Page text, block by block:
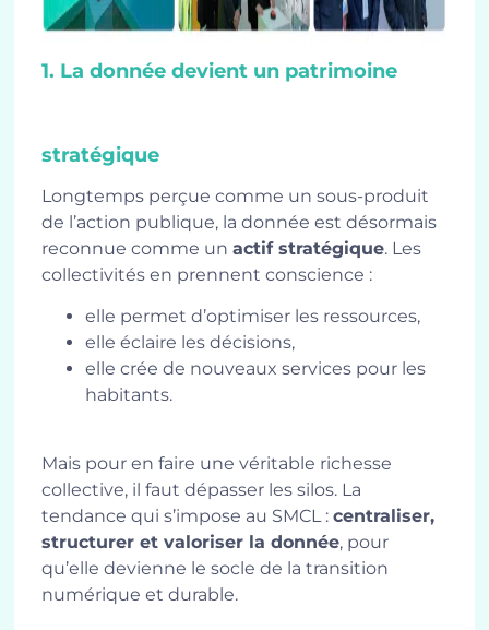
1. La donnée devient un patrimoine
stratégique
Longtemps perçue comme un sous-produit
de l’action publique, la donnée est désormais
reconnue comme unactif stratégique. Les
collectivités en prennent conscience :
elle permet d’optimiser les ressources,
elle éclaire les décisions,
elle crée de nouveaux services pour les
habitants.
Mais pour en faire une véritable richesse
collective, il faut dépasser les silos. La
tendance qui s’impose au SMCL :centraliser,
structurer et valoriser la donnée, pour
qu’elle devienne le socle de la transition
numérique et durable.